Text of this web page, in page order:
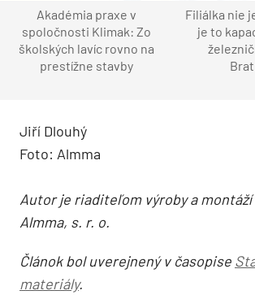
Akadémia praxe v
spoločnosti Klimak: Zo
školských lavíc rovno na
prestížne stavby
Filiálka nie
je to
Jiří Dlouhý
Foto: Almma
Autor je riaditeľom výroby a
Almma, s. r. o.
Článok bol uverejnený v časopise
materiály.